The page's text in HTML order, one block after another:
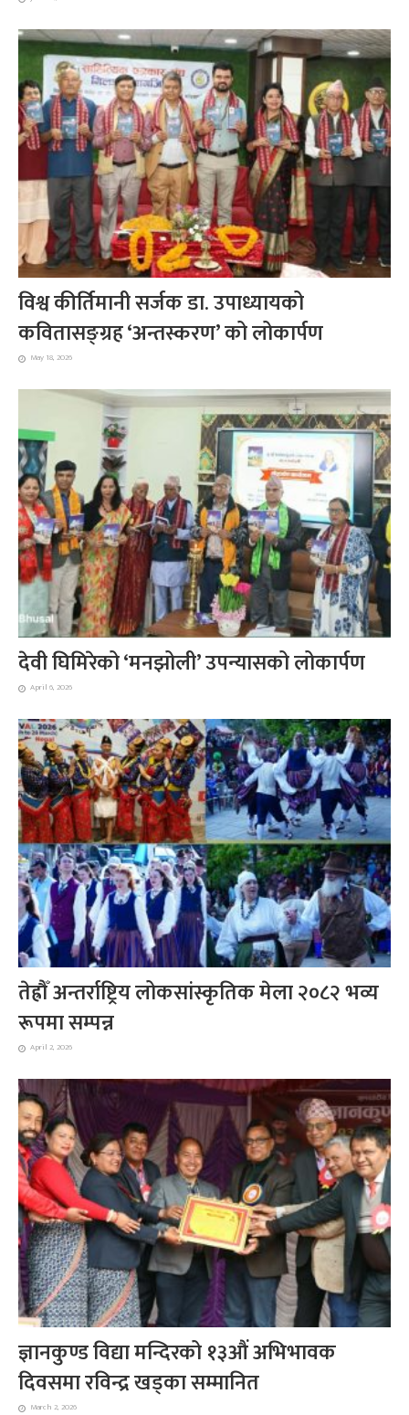
विश्व कीर्तिमानी सर्जक डा. उपाध्यायको
कवितासङ्ग्रह ‘अन्तस्करण’ को लोकार्पण
May 18, 2026
देवी घिमिरेको ‘मनझोली’ उपन्यासको लोकार्पण
April 6, 2026
तेह्रौँ अन्तर्राष्ट्रिय लोकसांस्कृतिक मेला २०८२ भव्य
रूपमा सम्पन्न
April 2, 2026
ज्ञानकुण्ड विद्या मन्दिरको १३औं अभिभावक
दिवसमा रविन्द्र खड्का सम्मानित
March 2, 2026